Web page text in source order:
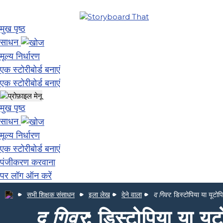
मुख पृष्ठ
साधन
मूल्य निर्धारण
एक स्टोरीबोर्ड बनाएं
एक स्टोरीबोर्ड बनाएं
मुख पृष्ठ
साधन
मूल्य निर्धारण
एक स्टोरीबोर्ड बनाएं
पंजीकरण करवाना
पर लॉग ऑन करें
सभी शिक्षक संसाधन इला लेख देने वाला द गिवर: डिस्टोपिया या
द गिवर: डिस्टोपिया या